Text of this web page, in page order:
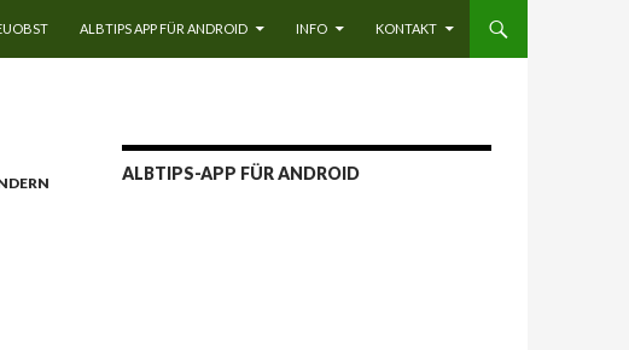
ALBTIPS APP FÜR ANDROID INFO KONTAKT
ALBTIPS-APP FÜR ANDROID